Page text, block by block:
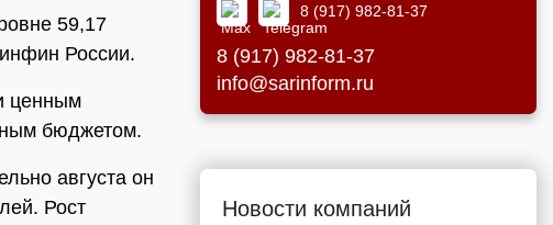
59,17
России.
ценным
бюджетом.
августа он
Рост
8 (917) 982-81-37
8 (917) 982-81-37
info@sarinform.ru
Новости компаний